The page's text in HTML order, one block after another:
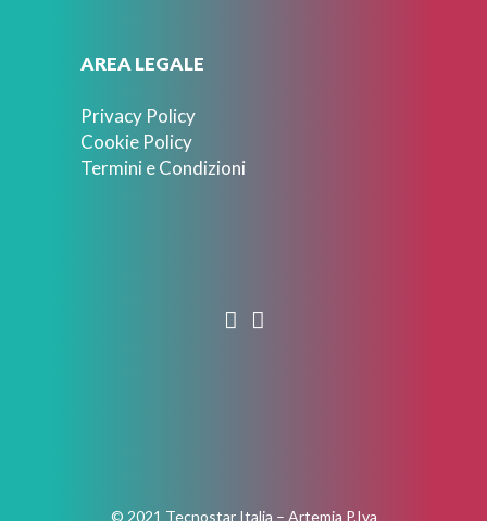
AREA LEGALE
Privacy Policy
Cookie Policy
Termini e Condizioni
© 2021 Tecnostar Italia – Artemia P.Iva